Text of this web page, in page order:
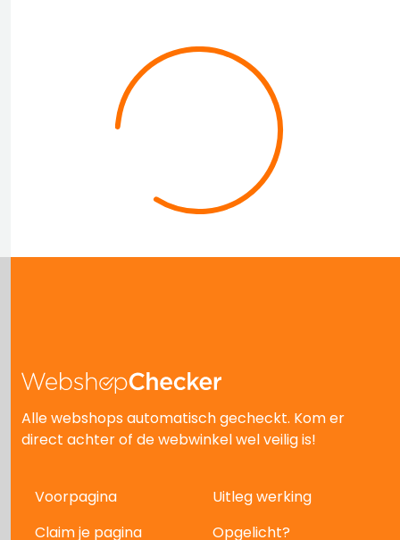
Alle webshops automatisch gecheckt. Kom er
direct achter of de webwinkel wel veilig is!
Voorpagina
Uitleg werking
Claim je pagina
Opgelicht?